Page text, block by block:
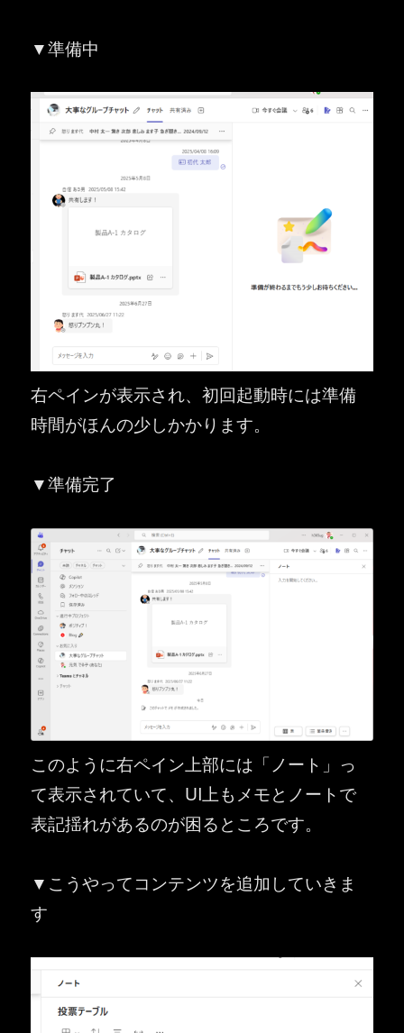
▼準備中
右ペインが表示され、初回起動時には準備
時間がほんの少しかかります。
▼準備完了
このように右ペイン上部には「ノート」っ
て表示されていて、UI上もメモとノートで
表記揺れがあるのが困るところです。
▼こうやってコンテンツを追加していきま
す